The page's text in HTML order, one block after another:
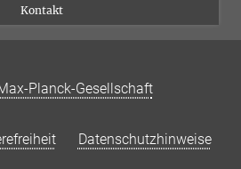
Kontakt
Planck-Gesellschaft
Datenschutzhinweise